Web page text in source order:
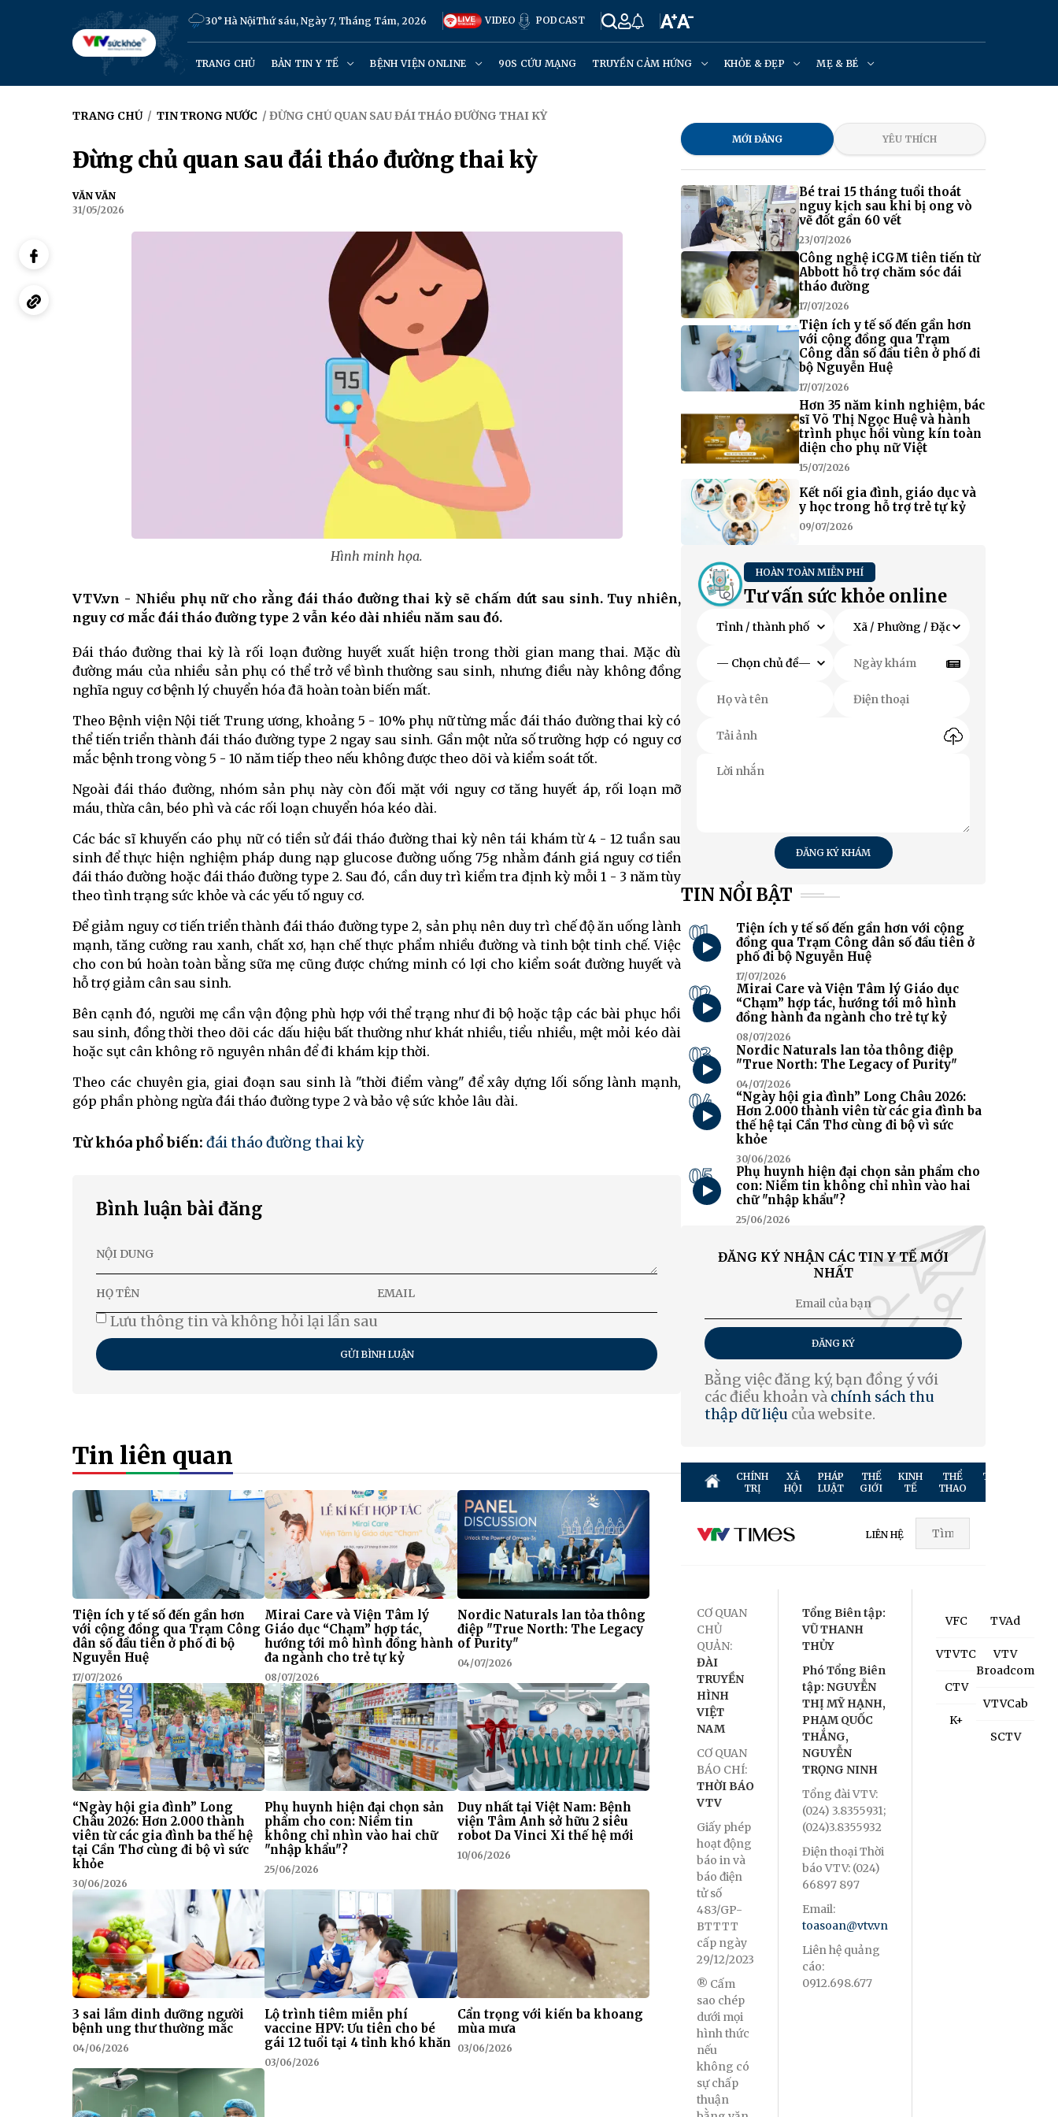
30° Hà NộiThứ sáu, Ngày 7, Tháng Tám, 2026 VIDEO PODCAST
TRANG CHỦ BẢN TIN Y TẾ BỆNH VIỆN ONLINE 90S CỨU MẠNG TRUYỀN CẢM HỨNG KHỎE & ĐẸP MẸ & BÉ
TRANG CHỦ / TIN TRONG NƯỚC / ĐỪNG CHỦ QUAN SAU ĐÁI THÁO ĐƯỜNG THAI KỲ
Đừng chủ quan sau đái tháo đường thai kỳ
VĂN VĂN
31/05/2026
Hình minh họa.
VTV.vn - Nhiều phụ nữ cho rằng đái tháo đường thai kỳ sẽ chấm dứt sau sinh. Tuy nhiên,
nguy cơ mắc đái tháo đường type 2 vẫn kéo dài nhiều năm sau đó.
Đái tháo đường thai kỳ là rối loạn đường huyết xuất hiện trong thời gian mang thai. Mặc dù
đường máu của nhiều sản phụ có thể trở về bình thường sau sinh, nhưng điều này không đồng
nghĩa nguy cơ bệnh lý chuyển hóa đã hoàn toàn biến mất.
Theo Bệnh viện Nội tiết Trung ương, khoảng 5 - 10% phụ nữ từng mắc đái tháo đường thai kỳ có
thể tiến triển thành đái tháo đường type 2 ngay sau sinh. Gần một nửa số trường hợp có nguy cơ
mắc bệnh trong vòng 5 - 10 năm tiếp theo nếu không được theo dõi và kiểm soát tốt.
Ngoài đái tháo đường, nhóm sản phụ này còn đối mặt với nguy cơ tăng huyết áp, rối loạn mỡ
máu, thừa cân, béo phì và các rối loạn chuyển hóa kéo dài.
Các bác sĩ khuyến cáo phụ nữ có tiền sử đái tháo đường thai kỳ nên tái khám từ 4 - 12 tuần sau
sinh để thực hiện nghiệm pháp dung nạp glucose đường uống 75g nhằm đánh giá nguy cơ tiền
đái tháo đường hoặc đái tháo đường type 2. Sau đó, cần duy trì kiểm tra định kỳ mỗi 1 - 3 năm tùy
theo tình trạng sức khỏe và các yếu tố nguy cơ.
Để giảm nguy cơ tiến triển thành đái tháo đường type 2, sản phụ nên duy trì chế độ ăn uống lành
mạnh, tăng cường rau xanh, chất xơ, hạn chế thực phẩm nhiều đường và tinh bột tinh chế. Việc
cho con bú hoàn toàn bằng sữa mẹ cũng được chứng minh có lợi cho kiểm soát đường huyết và
hỗ trợ giảm cân sau sinh.
Bên cạnh đó, người mẹ cần vận động phù hợp với thể trạng như đi bộ hoặc tập các bài phục hồi
sau sinh, đồng thời theo dõi các dấu hiệu bất thường như khát nhiều, tiểu nhiều, mệt mỏi kéo dài
hoặc sụt cân không rõ nguyên nhân để đi khám kịp thời.
Theo các chuyên gia, giai đoạn sau sinh là "thời điểm vàng" để xây dựng lối sống lành mạnh,
góp phần phòng ngừa đái tháo đường type 2 và bảo vệ sức khỏe lâu dài.
Từ khóa phổ biến: đái tháo đường thai kỳ
Bình luận bài đăng
Lưu thông tin và không hỏi lại lần sau
GỬI BÌNH LUẬN
Tin liên quan
Tiện ích y tế số đến gần hơn
với cộng đồng qua Trạm Công
dân số đầu tiên ở phố đi bộ
Nguyễn Huệ
17/07/2026
Mirai Care và Viện Tâm lý
Giáo dục “Chạm” hợp tác,
hướng tới mô hình đồng hành
đa ngành cho trẻ tự kỷ
08/07/2026
Nordic Naturals lan tỏa thông
điệp "True North: The Legacy
of Purity"
04/07/2026
“Ngày hội gia đình” Long
Châu 2026: Hơn 2.000 thành
viên từ các gia đình ba thế hệ
tại Cần Thơ cùng đi bộ vì sức
khỏe
30/06/2026
Phụ huynh hiện đại chọn sản
phẩm cho con: Niềm tin
không chỉ nhìn vào hai chữ
"nhập khẩu"?
25/06/2026
Duy nhất tại Việt Nam: Bệnh
viện Tâm Anh sở hữu 2 siêu
robot Da Vinci Xi thế hệ mới
10/06/2026
3 sai lầm dinh dưỡng người
bệnh ung thư thường mắc
04/06/2026
Lộ trình tiêm miễn phí
vaccine HPV: Ưu tiên cho bé
gái 12 tuổi tại 4 tỉnh khó khăn
03/06/2026
Cẩn trọng với kiến ba khoang
mùa mưa
03/06/2026
MỚI ĐĂNG YÊU THÍCH
Bé trai 15 tháng tuổi thoát
nguy kịch sau khi bị ong vò
vẽ đốt gần 60 vết
23/07/2026
Công nghệ iCGM tiên tiến từ
Abbott hỗ trợ chăm sóc đái
tháo đường
17/07/2026
Tiện ích y tế số đến gần hơn
với cộng đồng qua Trạm
Công dân số đầu tiên ở phố đi
bộ Nguyễn Huệ
17/07/2026
Hơn 35 năm kinh nghiệm, bác
sĩ Võ Thị Ngọc Huệ và hành
trình phục hồi vùng kín toàn
diện cho phụ nữ Việt
15/07/2026
Kết nối gia đình, giáo dục và
y học trong hỗ trợ trẻ tự kỷ
09/07/2026
HOÀN TOÀN MIỄN PHÍ
Tư vấn sức khỏe online
ĐĂNG KÝ KHÁM
TIN NỔI BẬT
01
Tiện ích y tế số đến gần hơn với cộng
đồng qua Trạm Công dân số đầu tiên ở
phố đi bộ Nguyễn Huệ
17/07/2026
02
Mirai Care và Viện Tâm lý Giáo dục
“Chạm” hợp tác, hướng tới mô hình
đồng hành đa ngành cho trẻ tự kỷ
08/07/2026
03
Nordic Naturals lan tỏa thông điệp
"True North: The Legacy of Purity"
04/07/2026
04
“Ngày hội gia đình” Long Châu 2026:
Hơn 2.000 thành viên từ các gia đình ba
thế hệ tại Cần Thơ cùng đi bộ vì sức
khỏe
30/06/2026
05
Phụ huynh hiện đại chọn sản phẩm cho
con: Niềm tin không chỉ nhìn vào hai
chữ "nhập khẩu"?
25/06/2026
ĐĂNG KÝ NHẬN CÁC TIN Y TẾ MỚI
NHẤT
ĐĂNG KÝ
Bằng việc đăng ký, bạn đồng ý với
các điều khoản và chính sách thu
thập dữ liệu của website.
CHÍNH
TRỊ
XÃ
HỘI
PHÁP
LUẬT
THẾ
GIỚI
KINH
TẾ
THỂ
THAO
TRUYỀN
LIÊN HỆ
CƠ QUAN
CHỦ
QUẢN:
ĐÀI
TRUYỀN
HÌNH
VIỆT
NAM
CƠ QUAN
BÁO CHÍ:
THỜI BÁO
VTV
Giấy phép
hoạt động
báo in và
báo điện
tử số
483/GP-
BTTTT
cấp ngày
29/12/2023
® Cấm
sao chép
dưới mọi
hình thức
nếu
không có
sự chấp
thuận
Tổng Biên tập:
VŨ THANH
THỦY
Phó Tổng Biên
tập: NGUYỄN
THỊ MỸ HẠNH,
PHẠM QUỐC
THẮNG,
NGUYỄN
TRỌNG NINH
Tổng đài VTV:
(024) 3.8355931;
(024)3.8355932
Điện thoại Thời
báo VTV: (024)
66897 897
Email:
toasoan@vtv.vn
Liên hệ quảng
cáo:
0912.698.677
VFC
VTVTC
CTV
K+
TVAd
VTV
Broadcom
VTVCab
SCTV